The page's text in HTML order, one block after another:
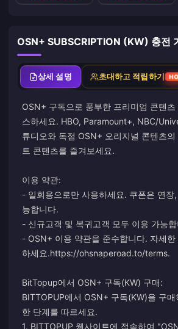
OSN+ SUBSCRIPTION (KW) 충전
상세 설명 초대하고 적립하기
OSN+ 구독으로 풍부한 프리미엄 콘텐츠
스하세요. HBO, Paramount+, NBC/
튜디오와 독점 OSN+ 오리지널 콘텐츠의
트 콘텐츠를 즐겨보세요.
이용 약관:
- 일회용으로만 사용하세요. 쿠폰은 연장
능합니다.
- 신규고객 및 복귀고객 모두 이용 가능
- OSN+ 이용 약관을 준수합니다. 자세
하세요.https://ohsnaperoad.to/terms.
BitTopup에서 OSN+ 구독(KW) 구매:
BITTOPUP에서 OSN+ 구독(KW)을 구
한 단계를 따르세요.
1. BITTOPUP 웹사이트에 접속하여